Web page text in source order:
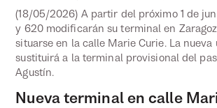
(18/05/2026) A partir del próximo 1 de
y 620 modificarán su terminal en
situarse en la calle Marie Curie. La nueva
sustituirá a la terminal provisional del
Agustín.
Nueva terminal en calle